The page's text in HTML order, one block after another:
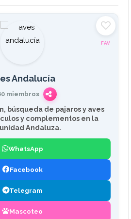
FAV
Andalucía
miembros
búsqueda de pajaros y aves
y complementos en la
Andaluza.
WhatsApp
Facebook
Telegram
Mascoteo